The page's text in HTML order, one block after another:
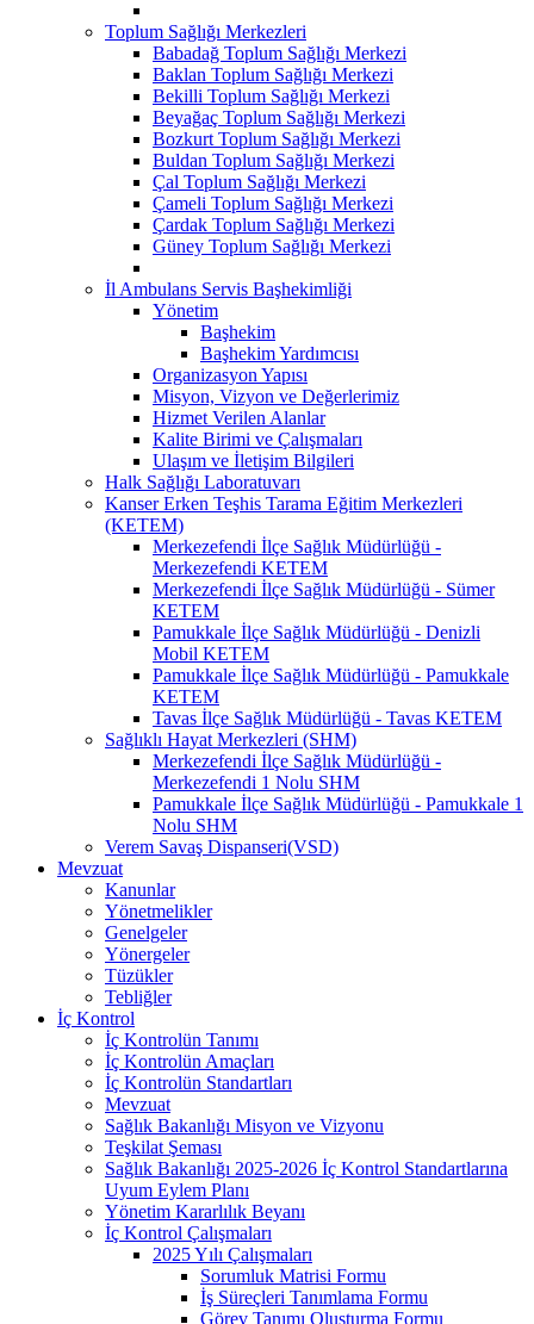
Toplum Sağlığı Merkezleri
Babadağ Toplum Sağlığı Merkezi
Baklan Toplum Sağlığı Merkezi
Bekilli Toplum Sağlığı Merkezi
Beyağaç Toplum Sağlığı Merkezi
Bozkurt Toplum Sağlığı Merkezi
Buldan Toplum Sağlığı Merkezi
Çal Toplum Sağlığı Merkezi
Çameli Toplum Sağlığı Merkezi
Çardak Toplum Sağlığı Merkezi
Güney Toplum Sağlığı Merkezi
İl Ambulans Servis Başhekimliği
Yönetim
Başhekim
Başhekim Yardımcısı
Organizasyon Yapısı
Misyon, Vizyon ve Değerlerimiz
Hizmet Verilen Alanlar
Kalite Birimi ve Çalışmaları
Ulaşım ve İletişim Bilgileri
Halk Sağlığı Laboratuvarı
Kanser Erken Teşhis Tarama Eğitim Merkezleri
(KETEM)
Merkezefendi İlçe Sağlık Müdürlüğü -
Merkezefendi KETEM
Merkezefendi İlçe Sağlık Müdürlüğü - Sümer
KETEM
Pamukkale İlçe Sağlık Müdürlüğü - Denizli
Mobil KETEM
Pamukkale İlçe Sağlık Müdürlüğü - Pamukkale
KETEM
Tavas İlçe Sağlık Müdürlüğü - Tavas KETEM
Sağlıklı Hayat Merkezleri (SHM)
Merkezefendi İlçe Sağlık Müdürlüğü -
Merkezefendi 1 Nolu SHM
Pamukkale İlçe Sağlık Müdürlüğü - Pamukkale 1
Nolu SHM
Verem Savaş Dispanseri(VSD)
Mevzuat
Kanunlar
Yönetmelikler
Genelgeler
Yönergeler
Tüzükler
Tebliğler
İç Kontrol
İç Kontrolün Tanımı
İç Kontrolün Amaçları
İç Kontrolün Standartları
Mevzuat
Sağlık Bakanlığı Misyon ve Vizyonu
Teşkilat Şeması
Sağlık Bakanlığı 2025-2026 İç Kontrol Standartlarına
Uyum Eylem Planı
Yönetim Kararlılık Beyanı
İç Kontrol Çalışmaları
2025 Yılı Çalışmaları
Sorumluk Matrisi Formu
İş Süreçleri Tanımlama Formu
Görev Tanımı Oluşturma Formu